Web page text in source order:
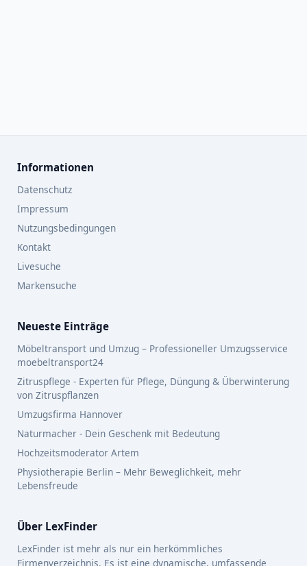
Informationen
Datenschutz
Impressum
Nutzungsbedingungen
Kontakt
Livesuche
Markensuche
Neueste Einträge
Möbeltransport und Umzug – Professioneller Umzugsservice
moebeltransport24
Zitruspflege - Experten für Pflege, Düngung & Überwinterung
von Zitruspflanzen
Umzugsfirma Hannover
Naturmacher - Dein Geschenk mit Bedeutung
Hochzeitsmoderator Artem
Physiotherapie Berlin – Mehr Beweglichkeit, mehr
Lebensfreude
Über LexFinder
LexFinder ist mehr als nur ein herkömmliches
Firmenverzeichnis. Es ist eine dynamische, umfassende